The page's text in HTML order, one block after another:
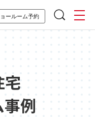
ールーム予約
宅
事例